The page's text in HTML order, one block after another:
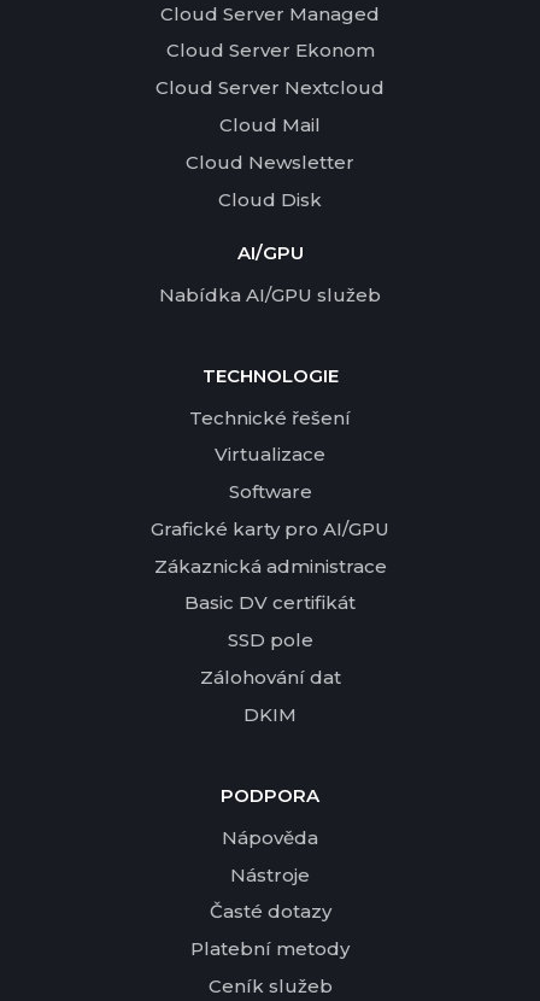
Cloud Server Managed
Cloud Server Ekonom
Cloud Server Nextcloud
Cloud Mail
Cloud Newsletter
Cloud Disk
AI/GPU
Nabídka AI/GPU služeb
TECHNOLOGIE
Technické řešení
Virtualizace
Software
Grafické karty pro AI/GPU
Zákaznická administrace
Basic DV certifikát
SSD pole
Zálohování dat
DKIM
PODPORA
Nápověda
Nástroje
Časté dotazy
Platební metody
Ceník služeb